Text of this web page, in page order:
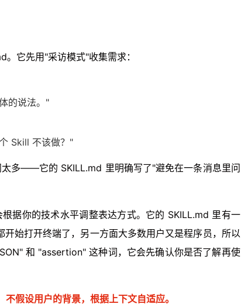
它先用"采访模式"收集需求：
的说法。"
Skill 不该做？"
多——它的 SKILL.md 里明确写了"避免在一条消息里问
据你的技术水平调整表达方式。它的 SKILL.md 里有一
始打开终端了，另一方面大多数用户又是程序员，所以
和 "assertion" 这种词，它会先确认你是否了解再使
不假设用户的背景，根据上下文自适应。